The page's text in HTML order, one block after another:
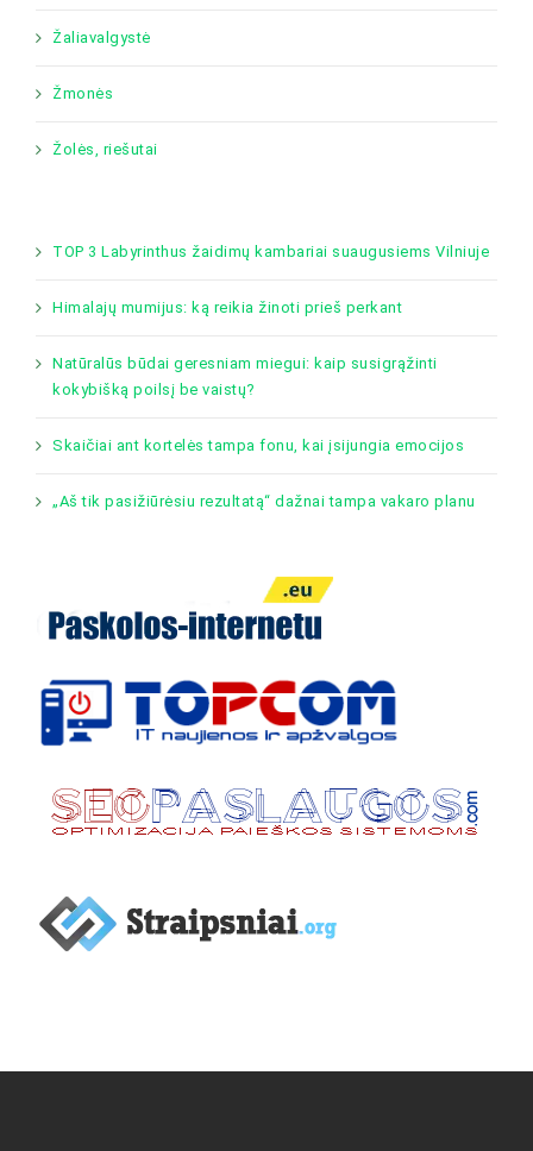
Žaliavalgystė
Žmonės
Žolės, riešutai
TOP 3 Labyrinthus žaidimų kambariai suaugusiems Vilniuje
Himalajų mumijus: ką reikia žinoti prieš perkant
Natūralūs būdai geresniam miegui: kaip susigrąžinti
kokybišką poilsį be vaistų?
Skaičiai ant kortelės tampa fonu, kai įsijungia emocijos
„Aš tik pasižiūrėsiu rezultatą“ dažnai tampa vakaro planu